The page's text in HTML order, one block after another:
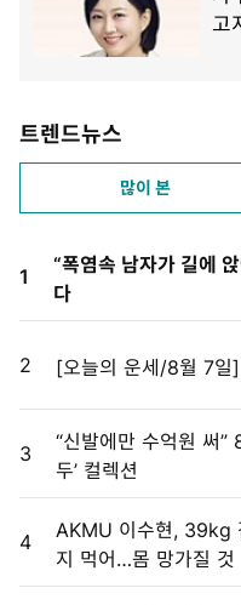
트렌드뉴스
많이 본
1
“폭염속 남자가 길에
다
2 [오늘의 운세/8월 7일]
3
“신발에만 수억원 써”
두’ 컬렉션
4
AKMU 이수현, 39kg
지 먹어…몸 망가질 것